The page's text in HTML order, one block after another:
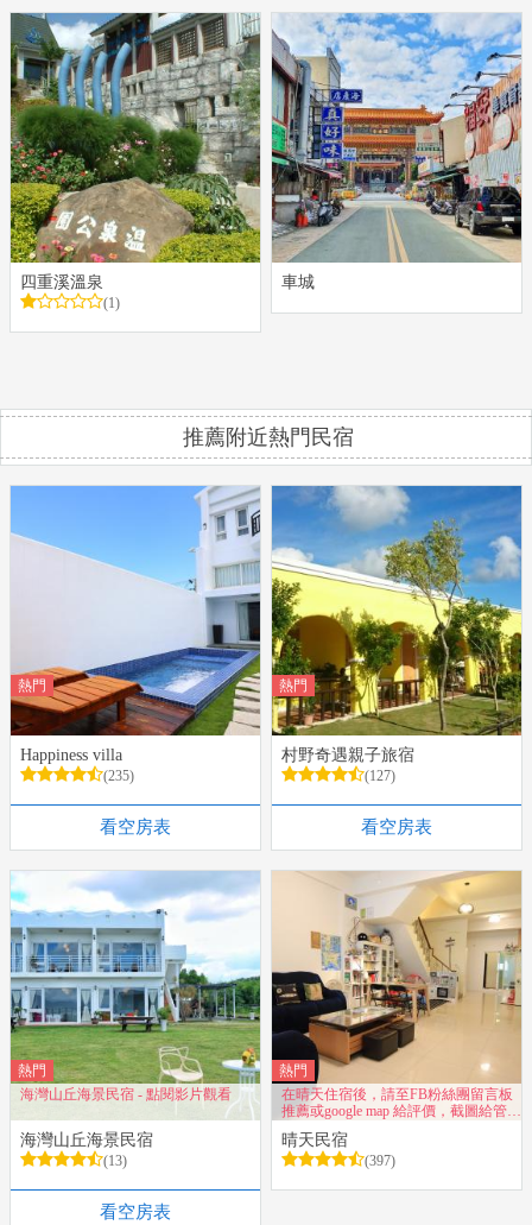
四重溪溫泉
(1)
車城
推薦附近熱門民宿
熱門
Happiness villa
(235)
看空房表
熱門
村野奇遇親子旅宿
(127)
看空房表
熱門
海灣山丘海景民宿 - 點閱影片觀看
海灣山丘海景民宿
(13)
看空房表
熱門
在晴天住宿後，請至FB粉絲團留言板
推薦或google map 給評價，截圖給管
家，即贈送神秘好禮
晴天民宿
(397)